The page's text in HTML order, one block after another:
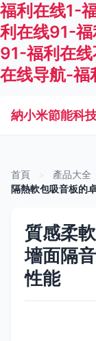
福利在线1-
利在线91-
91-福利在
在线导航-福
納小米節能科
首頁 產品大全
隔熱軟包吸音板的
質感柔
墻面隔
性能